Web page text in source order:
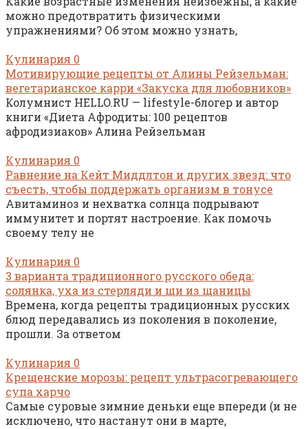
можно предотвратить физическими
упражнениями? Об этом можно узнать,
Кулинария 0
Мотивирующие рецепты от Алины Рейзельман:
вегетарианское карри «Закуска для любовников»
Колумнист HELLO.RU — lifestyle-блогер и автор
книги «Диета Афродиты: 100 рецептов
афродизиаков» Алина Рейзельман
Кулинария 0
Равнение на Кейт Миддлтон и других звезд: что
съесть, чтобы поддержать организм в тонусе
Авитаминоз и нехватка солнца подрывают
иммунитет и портят настроение. Как помочь
своему телу не
Кулинария 0
3 варианта традиционного русского обеда:
солянка, уха из стерляди и щи из щаницы
Времена, когда рецепты традиционных русских
блюд передавались из поколения в поколение,
прошли. За ответом
Кулинария 0
Крещенские морозы: рецепт ультрасогревающего
супа харчо
Самые суровые зимние деньки еще впереди (и не
исключено, что настанут они в марте,